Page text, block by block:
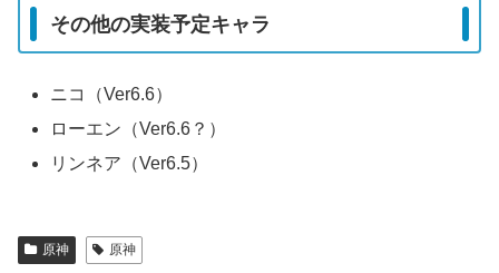
その他の実装予定キャラ
ニコ（Ver6.6）
ローエン（Ver6.6？）
リンネア（Ver6.5）
原神 原神